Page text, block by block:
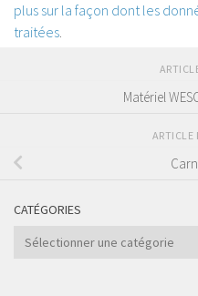
plus sur la façon dont les
traitées.
Matériel
ARTICLE
CATÉGORIES
Catégories